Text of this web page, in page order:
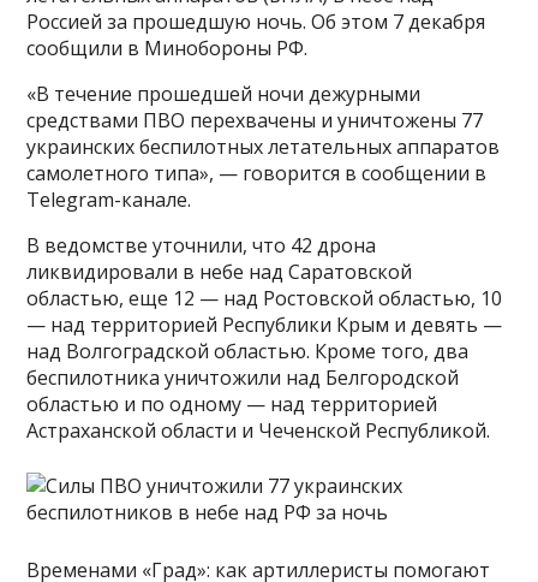
Россией за прошедшую ночь. Об этом 7 декабря
сообщили в Минобороны РФ.
«В течение прошедшей ночи дежурными
средствами ПВО перехвачены и уничтожены 77
украинских беспилотных летательных аппаратов
самолетного типа», — говорится в сообщении в
Telegram-канале.
В ведомстве уточнили, что 42 дрона
ликвидировали в небе над Саратовской
областью, еще 12 — над Ростовской областью, 10
— над территорией Республики Крым и девять —
над Волгоградской областью. Кроме того, два
беспилотника уничтожили над Белгородской
областью и по одному — над территорией
Астраханской области и Чеченской Республикой.
Временами «Град»: как артиллеристы помогают